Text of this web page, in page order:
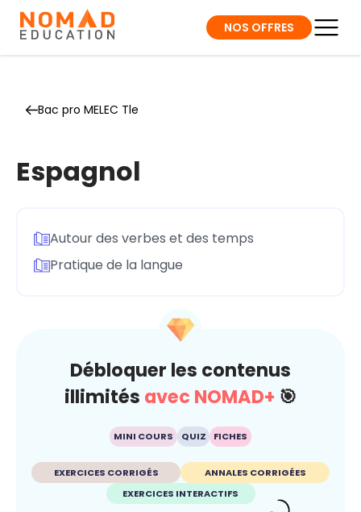
NOS OFFRES
Bac pro MELEC Tle
Espagnol
Autour des verbes et des temps
Pratique de la langue
Débloquer les contenus
illimités avec NOMAD+ 🎯
MINI COURS QUIZ FICHES
EXERCICES CORRIGÉS
ANNALES CORRIGÉES
EXERCICES INTERACTIFS